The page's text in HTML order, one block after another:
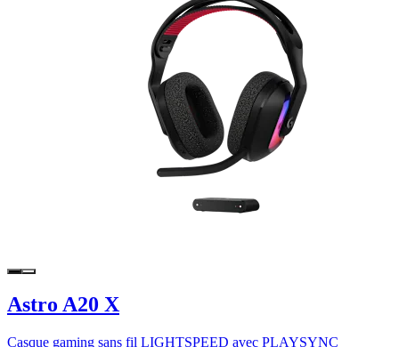
Astro A20 X
Casque gaming sans fil LIGHTSPEED avec PLAYSYNC